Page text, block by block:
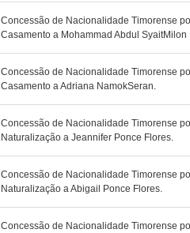
Concessão de Nacionalidade Timorense
Casamento a Mohammad Abdul SyaitMilon
Concessão de Nacionalidade Timorense
Casamento a Adriana NamokSeran.
Concessão de Nacionalidade Timorense
Naturalização a Jeannifer Ponce Flores.
Concessão de Nacionalidade Timorense
Naturalização a Abigail Ponce Flores.
Concessão de Nacionalidade Timorense